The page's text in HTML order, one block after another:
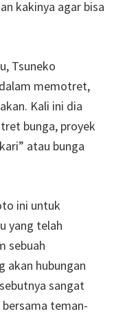
kakinya agar bisa
Tsuneko
memotret,
Kali ini dia
bunga, proyek
atau bunga
ini untuk
yang telah
sebuah
akan hubungan
sangat
teman-